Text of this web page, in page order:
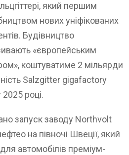
який першим
нових уніфікованих
Будівництво
«європейським
коштуватиме 2 мільярди
Salzgitter gigafactory
році.
запуск заводу Northvolt
на півночі Швеції, який
автомобілів преміум-